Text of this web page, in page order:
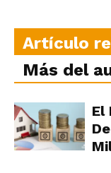
Artículo
Más del
El